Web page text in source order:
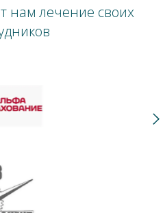
нам лечение своих